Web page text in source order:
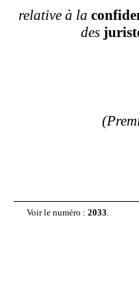
relative à la
des
Voir le numéro : 2033.